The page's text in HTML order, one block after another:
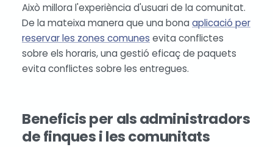
Això millora l'experiència d'usuari de la comunitat.
De la mateixa manera que una bona aplicació per
reservar les zones comunes evita conflictes
sobre els horaris, una gestió eficaç de paquets
evita conflictes sobre les entregues.
Beneficis per als administradors
de finques i les comunitats